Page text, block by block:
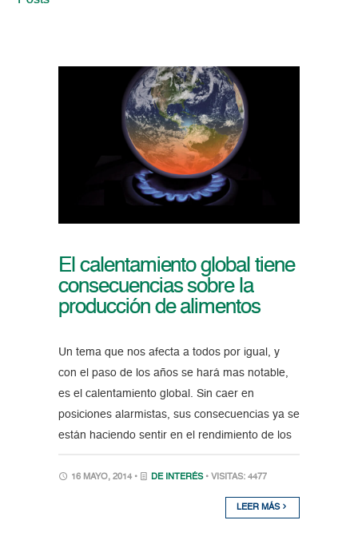
El calentamiento global tiene
consecuencias sobre la
producción de alimentos
Un tema que nos afecta a todos por igual, y
con el paso de los años se hará mas notable,
es el calentamiento global. Sin caer en
posiciones alarmistas, sus consecuencias ya se
están haciendo sentir en el rendimiento de los
16 MAYO, 2014 • DE INTERÉS • VISITAS: 4477
LEER MÁS